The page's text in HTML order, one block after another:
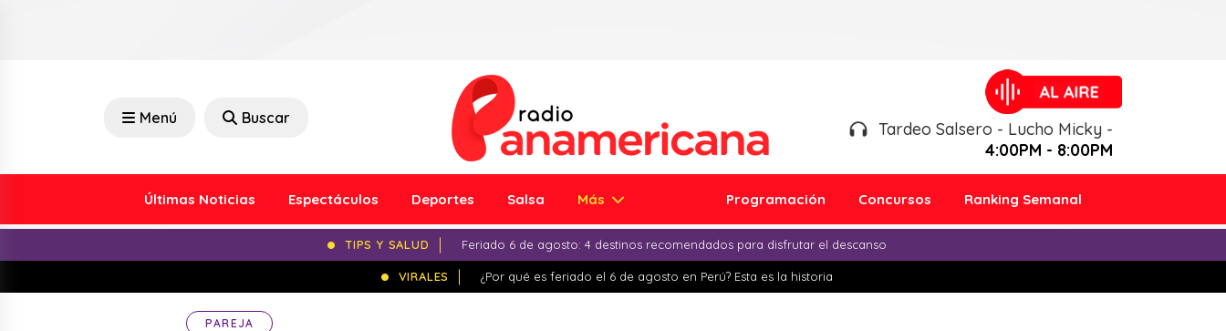
Menú Buscar
Tardeo Salsero - Lucho Micky -
4:00PM - 8:00PM
Últimas Noticias Espectáculos Deportes Salsa Más Programación Concursos Ranking Semanal
TIPS Y SALUD Feriado 6 de agosto: 4 destinos recomendados para disfrutar el descanso
VIRALES ¿Por qué es feriado el 6 de agosto en Perú? Esta es la historia
PAREJA